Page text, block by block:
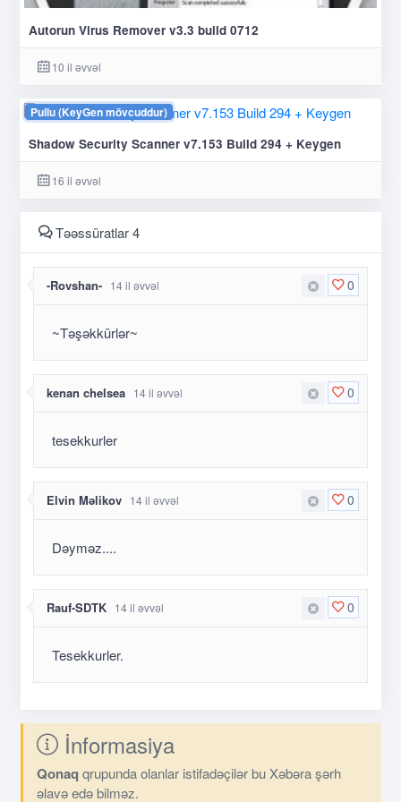
Autorun Virus Remover v3.3 build 0712
10 il əvvəl
Pullu (KeyGen mövcuddur)
Shadow Security Scanner v7.153 Build 294 + Keygen
16 il əvvəl
Təəssüratlar 4
0
-Rovshan- 14 il əvvəl
~Təşəkkürlər~
0
kenan chelsea 14 il əvvəl
tesekkurler
0
Elvin Məlikov 14 il əvvəl
Dəyməz....
0
Rauf-SDTK 14 il əvvəl
Tesekkurler.
İnformasiya
Qonaq qrupunda olanlar istifadəçilər bu Xəbəra şərh
əlavə edə bilməz.